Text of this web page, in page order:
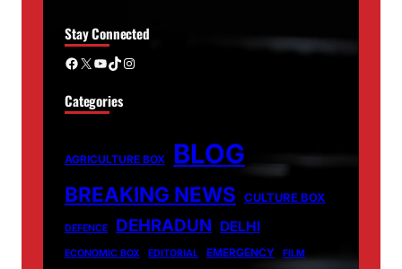
Stay Connected
Facebook X YouTube TikTok Instagram
Categories
AGRICULTURE BOX BLOG
BREAKING NEWS CULTURE BOX
DEFENCE DEHRADUN DELHI
ECONOMIC BOX EDITORIAL EMERGENCY FILM